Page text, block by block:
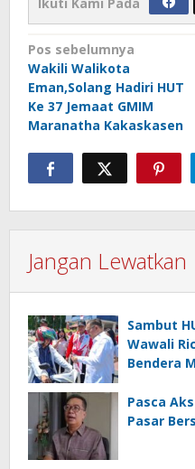
Navigasi
pos
Pos sebelumnya
Wakili Walikota
Eman,Solang Hadiri HUT
Ke 37 Jemaat GMIM
Maranatha Kakaskasen
Jangan Lewatkan
Sambut
Wawali
Bendera
Pasca
Pasar